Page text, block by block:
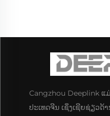
Cangzhou Deeplink ແ
ປະເທດຈີນ ເຊິ່ງເຊີຍຊ່ຽວດ້